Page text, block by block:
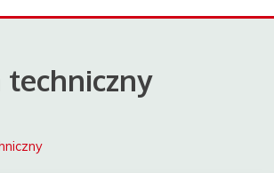
techniczny